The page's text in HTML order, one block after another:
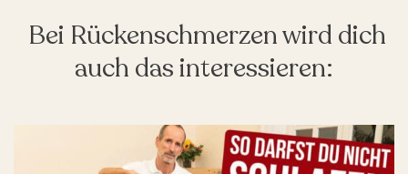
Bei Rückenschmerzen wird dich
auch das interessieren: